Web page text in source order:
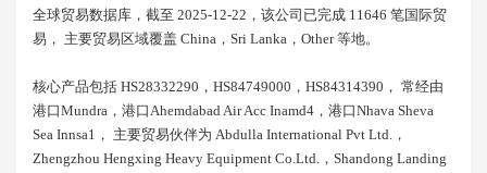
全球贸易数据库，截至 2025-12-22，该公司已完成 11646 笔国际贸
易， 主要贸易区域覆盖 China，sri Lanka，other 等地。
核心产品包括 HS28332290，HS84749000，HS84314390， 常经由
港口mundra，港口ahemdabad Air Acc Inamd4，港口nhava Sheva
Sea Innsa1， 主要贸易伙伴为 Abdulla International Pvt Ltd.，
Zhengzhou Hengxing Heavy Equipment Co.ltd.，shandong Landing